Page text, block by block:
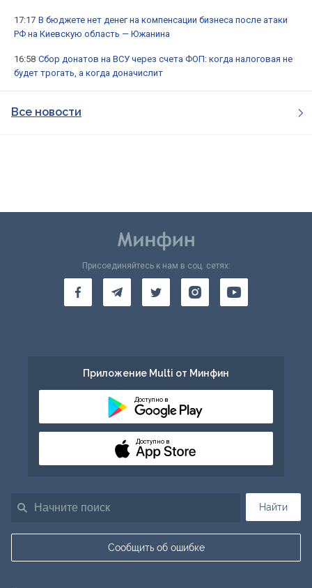
17:17 В бюджете нет денег на компенсации бизнеса после атаки
РФ на Киевскую область — Южанина
16:58 Сбор донатов на ВСУ через счета ФОП: когда налоговая не
будет трогать, а когда доначислит
Все новости
Найти
Сообщить об ошибке
Присоединяйтесь к нам в соц. сетях:
Приложение Multi от Минфин
Доступно в
Доступно в